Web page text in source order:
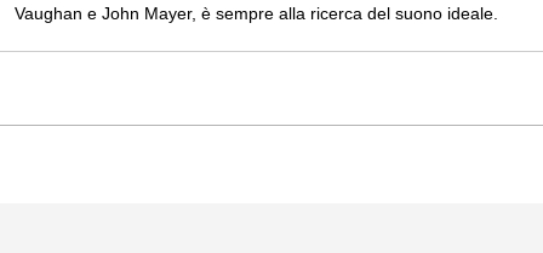
Vaughan e John Mayer, è sempre alla ricerca del suono ideale.